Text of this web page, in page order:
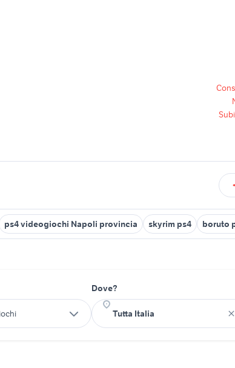
ps4 videogiochi Napoli provincia skyrim ps4 boruto
Dove?